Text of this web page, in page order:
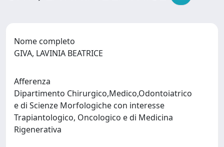
Nome completo
GIVA, LAVINIA BEATRICE
Afferenza
Dipartimento Chirurgico,Medico,Odontoiatrico
e di Scienze Morfologiche con interesse
Trapiantologico, Oncologico e di Medicina
Rigenerativa